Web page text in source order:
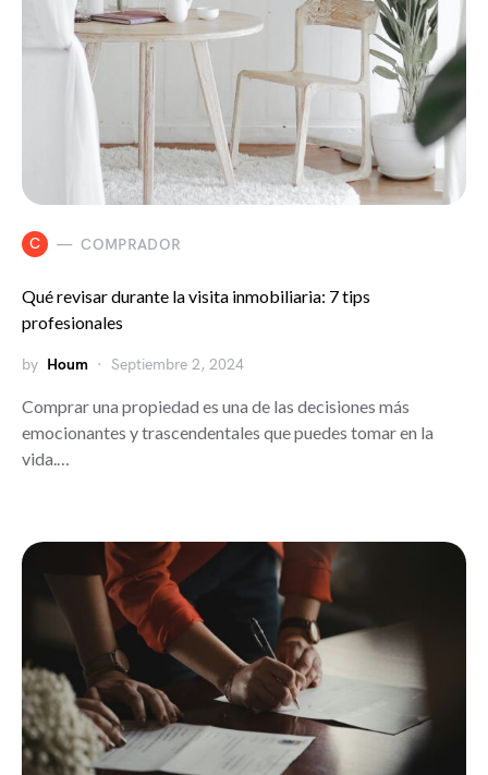
C COMPRADOR
Qué revisar durante la visita inmobiliaria: 7 tips
profesionales
by Houm Septiembre 2, 2024
Comprar una propiedad es una de las decisiones más
emocionantes y trascendentales que puedes tomar en la
vida.…